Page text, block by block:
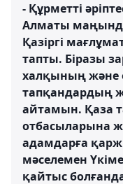
- Құрметті
Алматы
Қазіргі
тапты. Біразы
халқының және
тапқандардың
айтамын. Қаза
отбасыларына
адамдарға
мәселемен
қайтыс